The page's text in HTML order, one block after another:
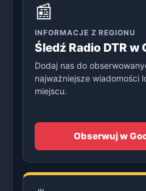
📰
INFORMACJE Z REGIONU
Śledź Radio DTR w
Dodaj nas do
najważniejsze wiadomości
miejscu.
Obserwuj w